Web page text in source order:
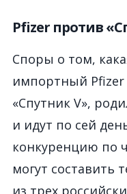
Pfizer против
Споры о том,
импортный Pfizer
«Спутник V»,
и идут по сей
конкуренцию по
могут составить
из трех